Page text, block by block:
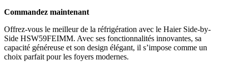
Commandez maintenant
Offrez-vous le meilleur de la réfrigération avec le Haier Side-by-
Side HSW59FEIMM. Avec ses fonctionnalités innovantes, sa
capacité généreuse et son design élégant, il s’impose comme un
choix parfait pour les foyers modernes.